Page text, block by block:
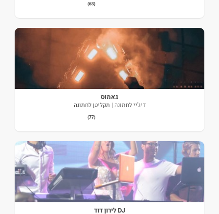
(63)
גאמוס
דיג'יי לחתונה | תקליטן לחתונה
(77)
DJ לירון דוד